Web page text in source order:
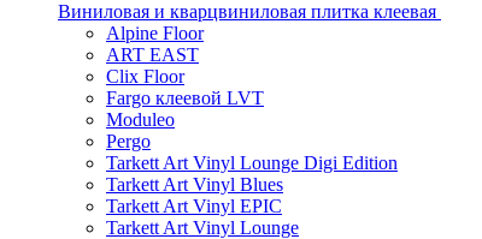
Виниловая и кварцвиниловая плитка клеевая
Alpine Floor
ART EAST
Clix Floor
Fargo клеевой LVT
Moduleo
Pergo
Tarkett Art Vinyl Lounge Digi Edition
Tarkett Art Vinyl Blues
Tarkett Art Vinyl EPIC
Tarkett Art Vinyl Lounge